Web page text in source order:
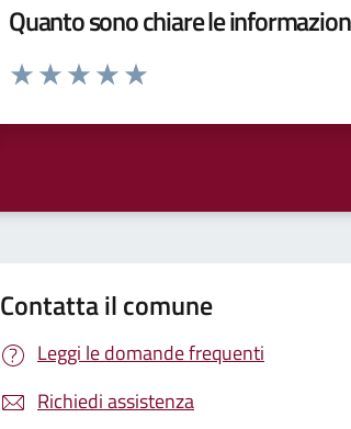
Quanto sono chiare le
Valuta da 1 a 5 stelle la pagina
Contatta il comune
Leggi le domande frequenti
Richiedi assistenza